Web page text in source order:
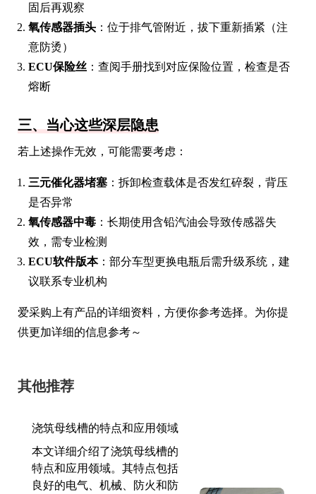
固后再观察
氧传感器插头 ：位于排气管附近，拔下重新插紧（注
意防烫）
ECU保险丝 ：查阅手册找到对应保险位置，检查是否
熔断
三、当心这些深层隐患
若上述操作无效，可能需要考虑：
三元催化器堵塞 ：拆卸检查载体是否发红碎裂，背压
是否异常
氧传感器中毒 ：长期使用含铅汽油会导致传感器失
效，需专业检测
ECU软件版本：部分车型更换电瓶后需升级系统，建
议联系专业机构
爱采购上有产品的详细资料，方便你参考选择。为你提
供更加详细的信息参考～
其他推荐
浇筑母线槽的特点和应用领域
本文详细介绍了浇筑母线槽的
特点和应用领域。其特点包括
良好的电气、机械、防火和防